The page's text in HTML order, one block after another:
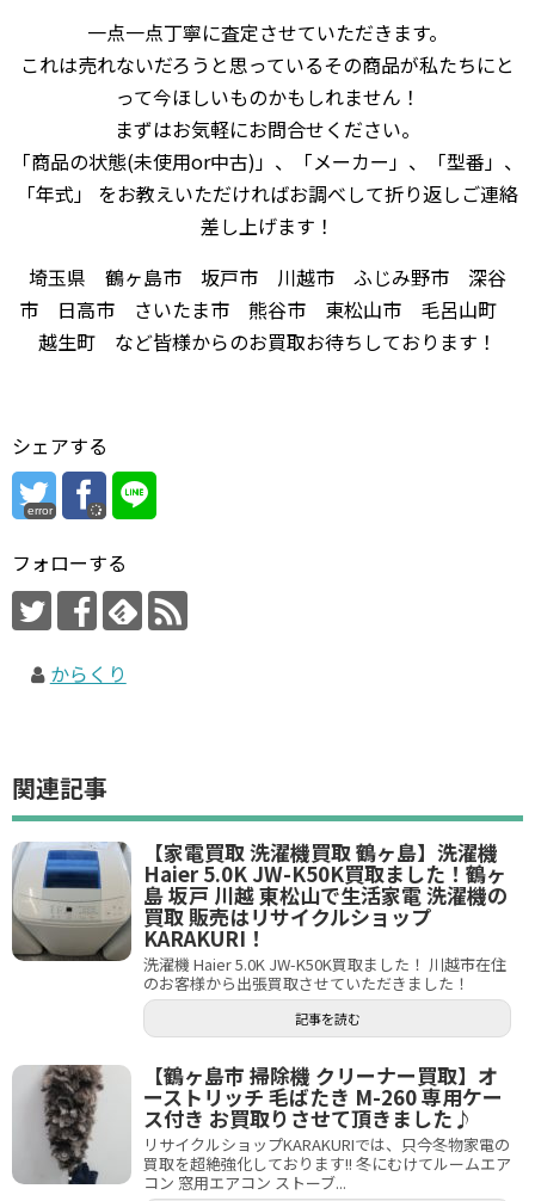
一点一点丁寧に査定させていただきます。
これは売れないだろうと思っているその商品が私たちにと
って今ほしいものかもしれません！
まずはお気軽にお問合せください。
「商品の状態(未使用or中古)」、「メーカー」、「型番」、
「年式」 をお教えいただければお調べして折り返しご連絡
差し上げます！
埼玉県 鶴ヶ島市 坂戸市 川越市 ふじみ野市 深谷
市 日高市 さいたま市 熊谷市 東松山市 毛呂山町
越生町 など皆様からのお買取お待ちしております！
シェアする
error
フォローする
からくり
関連記事
【家電買取 洗濯機買取 鶴ヶ島】洗濯機
Haier 5.0K JW-K50K買取ました！鶴ヶ
島 坂戸 川越 東松山で生活家電 洗濯機の
買取 販売はリサイクルショップ
KARAKURI！
洗濯機 Haier 5.0K JW-K50K買取ました！ 川越市在住
のお客様から出張買取させていただきました！
記事を読む
【鶴ヶ島市 掃除機 クリーナー買取】オ
ーストリッチ 毛ばたき M-260 専用ケー
ス付き お買取りさせて頂きました♪
リサイクルショップKARAKURIでは、只今冬物家電の
買取を超絶強化しております!! 冬にむけてルームエア
コン 窓用エアコン ストーブ...